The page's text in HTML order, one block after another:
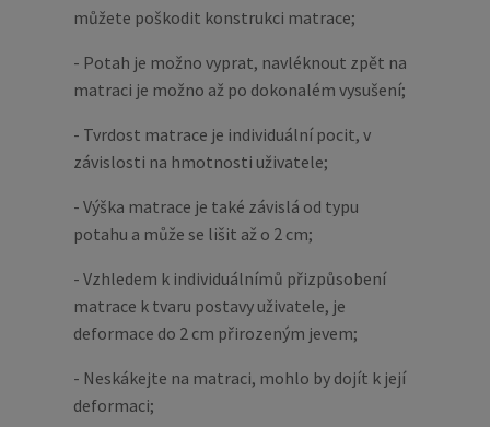
můžete poškodit konstrukci matrace;
- Potah je možno vyprat, navléknout zpět na
matraci je možno až po dokonalém vysušení;
- Tvrdost matrace je individuální pocit, v
závislosti na hmotnosti uživatele;
- Výška matrace je také závislá od typu
potahu a může se lišit až o 2 cm;
- Vzhledem k individuálnímů přizpůsobení
matrace k tvaru postavy uživatele, je
deformace do 2 cm přirozeným jevem;
- Neskákejte na matraci, mohlo by dojít k její
deformaci;